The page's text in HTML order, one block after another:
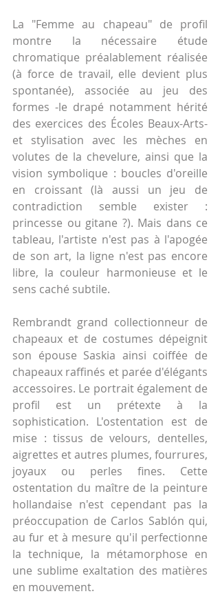
La "Femme au chapeau" de profil
montre la nécessaire étude
chromatique préalablement réalisée
(à force de travail, elle devient plus
spontanée), associée au jeu des
formes -le drapé notamment hérité
des exercices des Écoles Beaux-Arts-
et stylisation avec les mèches en
volutes de la chevelure, ainsi que la
vision symbolique : boucles d'oreille
en croissant (là aussi un jeu de
contradiction semble exister :
princesse ou gitane ?). Mais dans ce
tableau, l'artiste n'est pas à l'apogée
de son art, la ligne n'est pas encore
libre, la couleur harmonieuse et le
sens caché subtile.
Rembrandt grand collectionneur de
chapeaux et de costumes dépeignit
son épouse Saskia ainsi coiffée de
chapeaux raffinés et parée d'élégants
accessoires. Le portrait également de
profil est un prétexte à la
sophistication. L'ostentation est de
mise : tissus de velours, dentelles,
aigrettes et autres plumes, fourrures,
joyaux ou perles fines. Cette
ostentation du maître de la peinture
hollandaise n'est cependant pas la
préoccupation de Carlos Sablón qui,
au fur et à mesure qu'il perfectionne
la technique, la métamorphose en
une sublime exaltation des matières
en mouvement.